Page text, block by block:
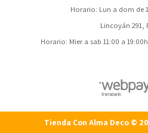
Horario: Lun a dom de
Lincoyán 291,
Horario: Mier a sab 11:00 a
Tienda Con Alma Deco ©